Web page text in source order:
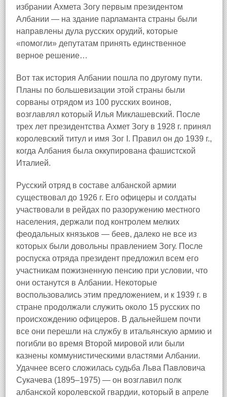
избрании Ахмета Зогу первым президентом
Албании — на здание парламанта страны были
направлены дула русских орудий, которые
«помогли» депутатам принять единственное
верное решение…
Вот так история Албании пошла по другому пути.
Планы по большевизации этой страны были
сорваны отрядом из 100 русских воинов,
возглавлял который Илья Миклашевский. После
трех лет президентства Ахмет Зогу в 1928 г. принял
королевский титул и имя Зог I. Правил он до 1939 г.,
когда Албания была оккупирована фашистской
Италией.
Русский отряд в составе албанской армии
существовал до 1926 г. Его офицеры и солдаты
участвовали в рейдах по разоружению местного
населения, держали под контролем мелких
феодальных князьков — беев, далеко не все из
которых были довольны правлением Зогу. После
роспуска отряда президент предложил всем его
участникам пожизненную пенсию при условии, что
они останутся в Албании. Некоторые
воспользовались этим предложением, и к 1939 г. в
стране продолжали служить около 15 русских по
происхождению офицеров. В дальнейшем почти
все они перешли на службу в итальянскую армию и
погибли во время Второй мировой или были
казнены коммунистическими властями Албании.
Удачнее всего сложилась судьба Льва Павловича
Сукачева (1895–1975) — он возглавил полк
албанской королевской гвардии, который в апреле